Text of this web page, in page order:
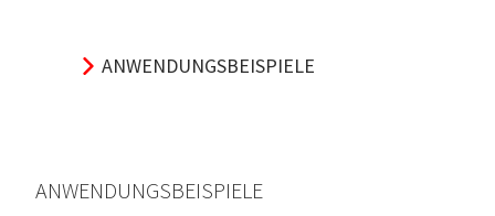
ANWENDUNGSBEISPIELE
ANWENDUNGSBEISPIELE